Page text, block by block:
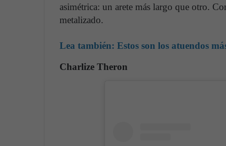
asimétrica: un arete más largo que otro.
metalizado.
Lea también: Estos son los atuendos
Charlize Theron